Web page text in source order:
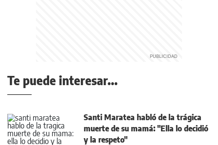
Te puede interesar...
Santi Maratea habló de la trágica
muerte de su mamá: "Ella lo decidió
y la respeto"